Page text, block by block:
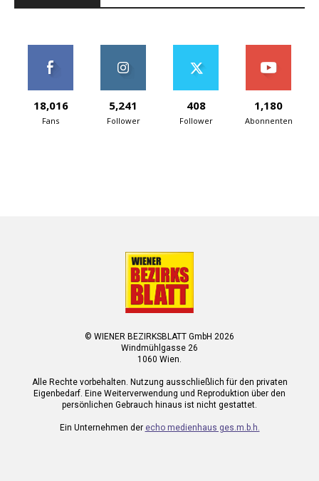
18,016
Fans
5,241
Follower
408
Follower
1,180
Abonnenten
© WIENER BEZIRKSBLATT GmbH 2026
Windmühlgasse 26
1060 Wien.
Alle Rechte vorbehalten. Nutzung ausschließlich für den privaten
Eigenbedarf. Eine Weiterverwendung und Reproduktion über den
persönlichen Gebrauch hinaus ist nicht gestattet.
Ein Unternehmen der echo medienhaus ges.m.b.h.